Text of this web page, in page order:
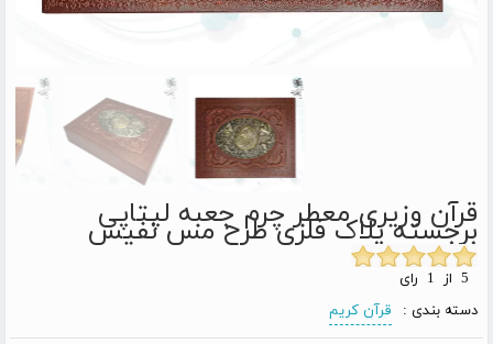
قرآن وزیری معطر چرم جعبه لپتاپی
برجسته پلاک فلزی طرح مس نفیس
دسته بندی :
قرآن کریم